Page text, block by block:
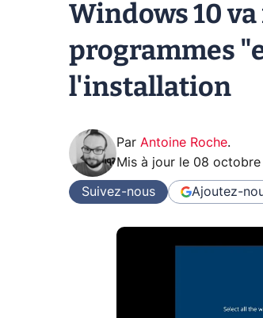
Windows 10
programmes
l'installation
Par Antoine Roche.
Mis à jour le 08 octobre
Suivez-nous Ajoutez-